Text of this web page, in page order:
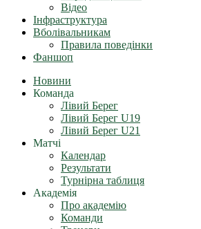
Відео
Інфраструктура
Вболівальникам
Правила поведінки
Фаншоп
Новини
Команда
Лівий Берег
Лівий Берег U19
Лівий Берег U21
Матчі
Календар
Результати
Турнірна таблиця
Академія
Про академію
Команди